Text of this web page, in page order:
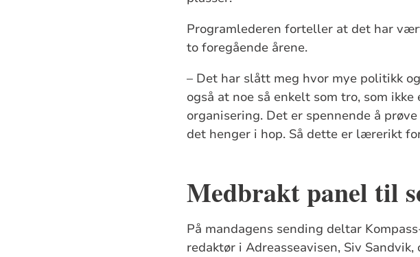
Programlederen forteller at det har
to foregående årene.
– Det har slått meg hvor mye politikk
også at noe så enkelt som tro, som
organisering. Det er spennende å
det henger i hop. Så dette er lærerikt
Medbrakt panel til
På mandagens sending deltar
redaktør i Adreasseavisen, Siv